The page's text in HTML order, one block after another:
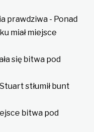
prawdziwa - Ponad
miał miejsce
się bitwa pod
stłumił bunt
bitwa pod